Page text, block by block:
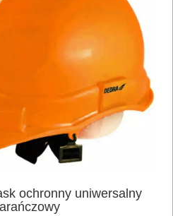
ochronny uniwersalny